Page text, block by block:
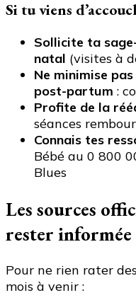
Si tu viens
Sollicite ta
natal (visites à
Ne minimise
post-partum :
Profite de la
séances
Connais tes
Bébé au 0 800
Blues
Les sources
rester informée
Pour ne rien rater
mois à venir :